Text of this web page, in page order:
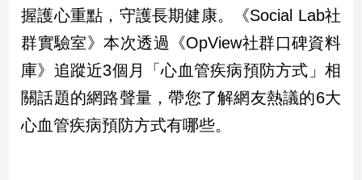
政
治
焦
點
觀
握護心重點，守護長期健康。《Social Lab社
群實驗室》本次透過《OpView社群口碑資料
庫》追蹤近3個月「心血管疾病預防方式」相
關話題的網路聲量，帶您了解網友熱議的6大
心血管疾病預防方式有哪些。